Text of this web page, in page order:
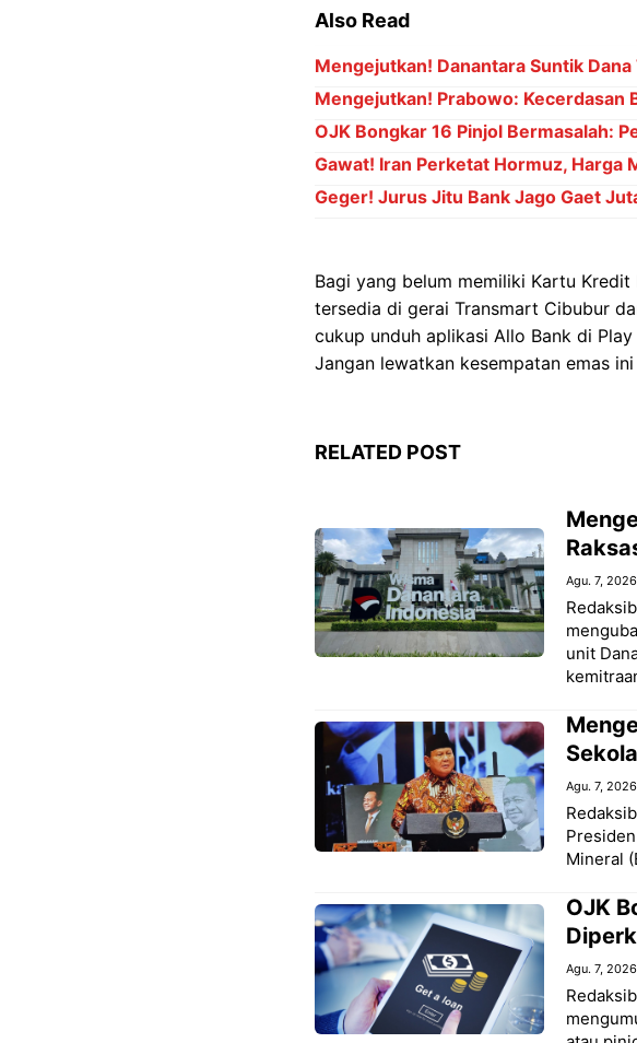
Also Read
Mengejutkan! Danantara Suntik
Mengejutkan! Prabowo: Kecerdasan
OJK Bongkar 16 Pinjol Bermasalah:
Gawat! Iran Perketat Hormuz, Harga
Geger! Jurus Jitu Bank Jago Gaet
Bagi yang belum memiliki Kartu
tersedia di gerai Transmart Cibubur
cukup unduh aplikasi Allo Bank di
Jangan lewatkan kesempatan emas
RELATED POST
Agu. 7, 2026
unit
Agu. 7, 2026
Mineral
OJK
Agu. 7, 2026